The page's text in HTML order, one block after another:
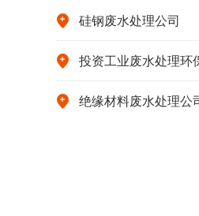
硅钢废水处理公司
投资工业废水处理环
绝缘材料废水处理公